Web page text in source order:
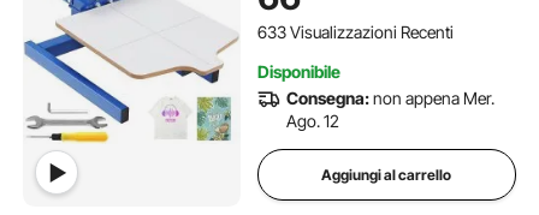
Monocolore Dimensioni da
Doppia Regolabile
633 Visualizzazioni Recenti
Disponibile
Consegna:non appena Mer.
Ago. 12
Aggiungi al carrello